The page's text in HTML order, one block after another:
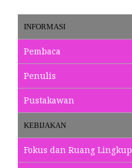
INFORMASI
Pembaca
Penulis
Pustakawan
KEBIJAKAN
Fokus dan Ruang Lingkup